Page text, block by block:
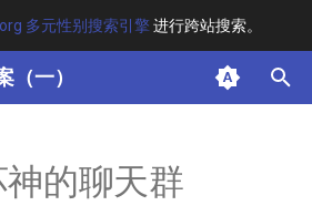
多元性别搜索引擎进行跨站搜索。
（一）
的聊天群